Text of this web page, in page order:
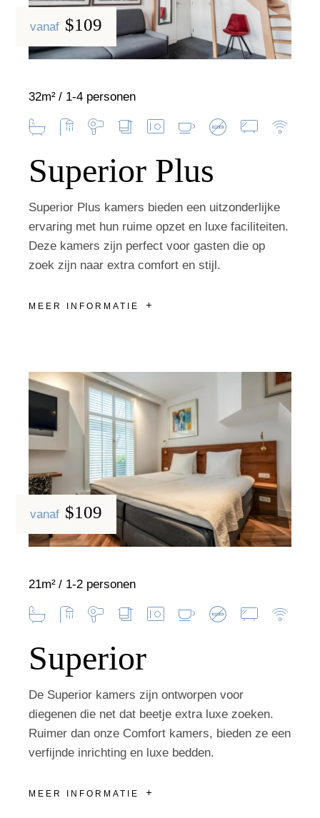
vanaf $109
Superior Plus
Superior Plus kamers bieden een uitzonderlijke
ervaring met hun ruime opzet en luxe faciliteiten.
Deze kamers zijn perfect voor gasten die op
zoek zijn naar extra comfort en stijl.
MEER INFORMATIE
32m² 1-4 personen
vanaf $109
Superior
De Superior kamers zijn ontworpen voor
diegenen die net dat beetje extra luxe zoeken.
Ruimer dan onze Comfort kamers, bieden ze een
verfijnde inrichting en luxe bedden.
MEER INFORMATIE
21m² 1-2 personen